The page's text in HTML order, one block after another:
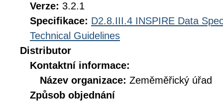
Verze: 3.2.1
Specifikace: D2.8.III.4 INSPIRE Data
Technical Guidelines
Distributor
Kontaktní informace:
Název organizace: Zeměměřický úřad
Způsob objednání